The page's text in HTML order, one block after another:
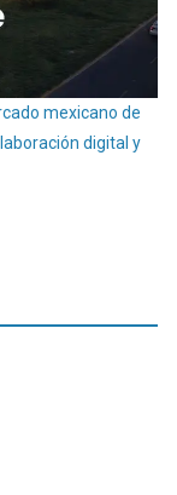
mexicano de
digital y